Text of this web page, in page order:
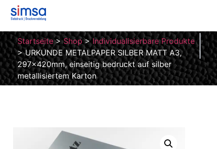
Startseite>Shop>Individualisierbare Produkte
>URKUNDE METALPAPER SILBER MATT A3,
297x420mm, einseitig bedruckt auf silber
metallisiertem Karton